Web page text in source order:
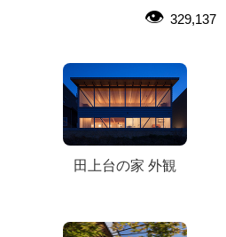
329,137
田上台の家 外観